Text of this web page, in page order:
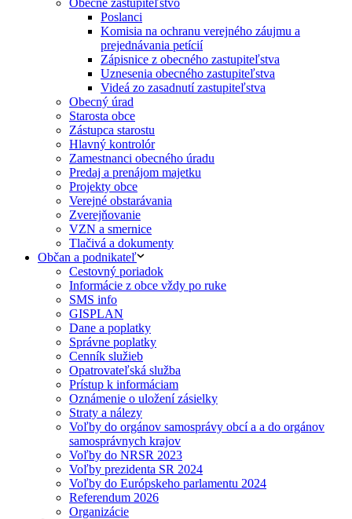
Obecné zastupiteľstvo
Poslanci
Komisia na ochranu verejného záujmu a
prejednávania petícií
Zápisnice z obecného zastupiteľstva
Uznesenia obecného zastupiteľstva
Videá zo zasadnutí zastupiteľstva
Obecný úrad
Starosta obce
Zástupca starostu
Hlavný kontrolór
Zamestnanci obecného úradu
Predaj a prenájom majetku
Projekty obce
Verejné obstarávania
Zverejňovanie
VZN a smernice
Tlačivá a dokumenty
Občan a podnikateľ
Cestovný poriadok
Informácie z obce vždy po ruke
SMS info
GISPLAN
Dane a poplatky
Správne poplatky
Cenník služieb
Opatrovateľská služba
Prístup k informáciam
Oznámenie o uložení zásielky
Straty a nálezy
Voľby do orgánov samosprávy obcí a a do orgánov
samosprávnych krajov
Voľby do NRSR 2023
Voľby prezidenta SR 2024
Voľby do Európskeho parlamentu 2024
Referendum 2026
Organizácie